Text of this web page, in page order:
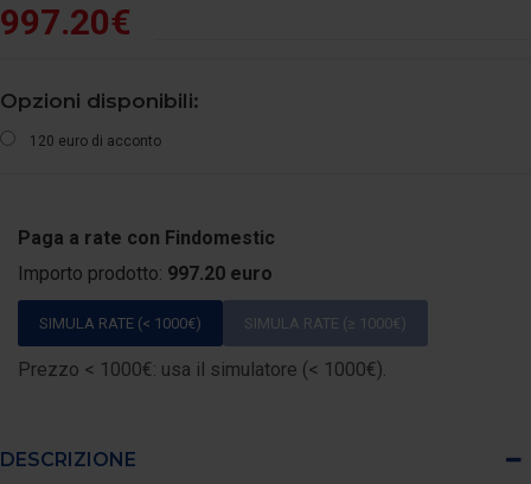
997.20€
Opzioni disponibili:
120 euro di acconto
Paga a rate con Findomestic
Importo prodotto: 997.20 euro
SIMULA RATE (< 1000€) SIMULA RATE (≥ 1000€)
Prezzo < 1000€: usa il simulatore (< 1000€).
DESCRIZIONE